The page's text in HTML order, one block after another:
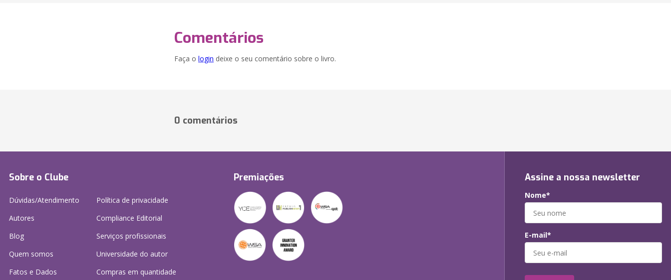
Comentários
Faça o login deixe o seu comentário sobre o livro.
0 comentários
Sobre o Clube
Dúvidas/Atendimento
Autores
Blog
Quem somos
Fatos e Dados
Política de privacidade
Compliance Editorial
Serviços profissionais
Universidade do autor
Compras em quantidade
Premiações Assine a nossa newsletter
Nome*
E-mail*